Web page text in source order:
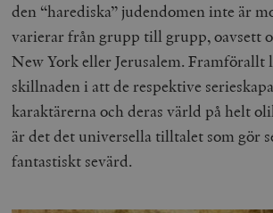
den “harediska” judendomen inte är
varierar från grupp till grupp, oavsett
New York eller Jerusalem. Framförallt
skillnaden i att de respektive
karaktärerna och deras värld på helt
är det det universella tilltalet som gör
fantastiskt sevärd.